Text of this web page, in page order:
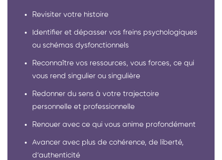
Revisiter votre histoire
Identifier et dépasser vos freins psychologiques
ou schémas dysfonctionnels
Reconnaître vos ressources, vous forces, ce qui
vous rend singulier ou singulière
Redonner du sens à votre trajectoire
personnelle et professionnelle
Renouer avec ce qui vous anime profondément
Avancer avec plus de cohérence, de liberté,
d’authenticité